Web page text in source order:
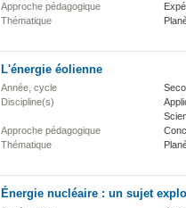
Approche pédagogique
Thématique
L'énergie éolienne
Année, cycle
Discipline(s)
Approche pédagogique
Thématique
Énergie nucléaire : un sujet